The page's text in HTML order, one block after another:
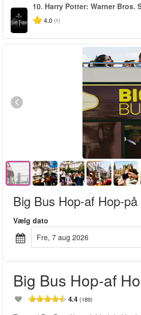
10. Harry Potter: Warner Bros.
4.0 (1)
Big Bus Hop-af Hop-
Vælg dato
fre, 7 aug 2026
Big Bus Hop-af
4.4 (189)